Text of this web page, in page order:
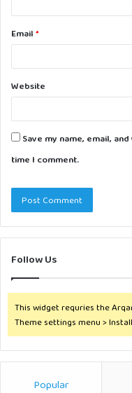
Email *
Website
Save my name, email,
time I comment.
Follow Us
This widget requries the
Theme settings menu >
Popular